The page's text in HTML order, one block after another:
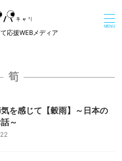
応援WEBメディア
筍
を感じて【穀雨】～日本の
～